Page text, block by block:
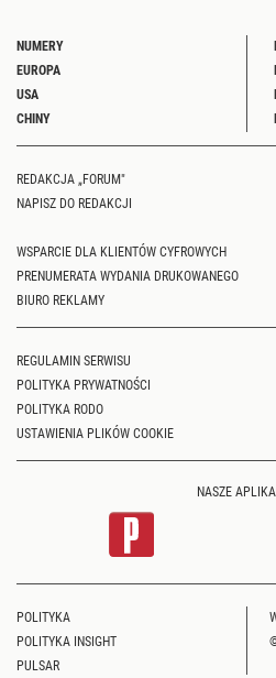
NUMERY
EUROPA
USA
CHINY
REDAKCJA „FORUM"
NAPISZ DO REDAKCJI
WSPARCIE DLA KLIENTÓW CYFROWYCH
PRENUMERATA WYDANIA DRUKOWANEGO
BIURO REKLAMY
REGULAMIN SERWISU
POLITYKA PRYWATNOŚCI
POLITYKA RODO
USTAWIENIA PLIKÓW COOKIE
POLITYKA
POLITYKA INSIGHT
PULSAR
NASZE